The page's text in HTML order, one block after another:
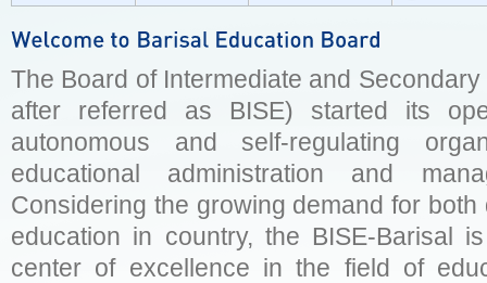
The Board of Intermediate and
after referred as BISE) started its
autonomous and self-regulating
educational administration and
Considering the growing demand for
education in country, the BISE-Barisal
center of excellence in the field of